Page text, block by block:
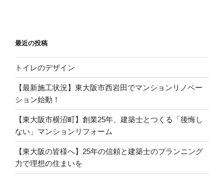
最近の投稿
トイレのデザイン
【最新施工状況】東大阪市西岩田でマンションリノベー
ション始動！
【東大阪市横沼町】創業25年、建築士とつくる「後悔し
ない」マンションリフォーム
【東大阪の皆様へ】25年の信頼と建築士のプランニング
力で理想の住まいを